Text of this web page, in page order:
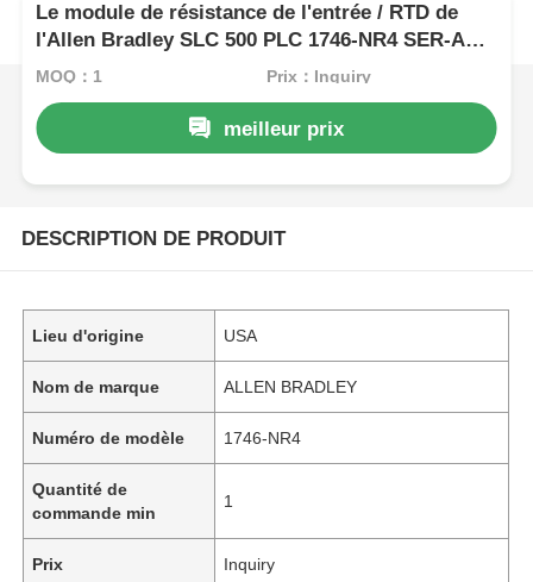
Le module de résistance de l'entrée / RTD de
l'Allen Bradley SLC 500 PLC 1746-NR4 SER-A
FRN-2
MOQ：1 Prix：Inquiry
meilleur prix
DESCRIPTION DE PRODUIT
Lieu d'origine USA
Nom de marque ALLEN BRADLEY
Numéro de modèle 1746-NR4
Quantité de
commande min
1
Prix Inquiry